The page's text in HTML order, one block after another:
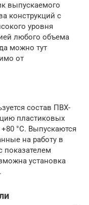
выпускаемого
конструкций с
уровня
любого объема
можно тут
от
состав ПВХ-
пластиковых
°С. Выпускаются
на работу в
показателем
установка